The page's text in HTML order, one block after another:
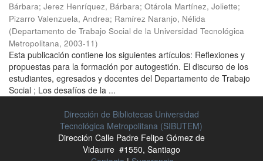
Bárbara; Jerez Henríquez, Bárbara; Otárola Martínez, Joliette;
Pizarro Valenzuela, Andrea; Ramírez Naranjo, Nélida
(Departamento de Trabajo Social de la Universidad Tecnológica
Metropolitana, 2003-11)
Esta publicación contiene los siguientes artículos: Reflexiones y
propuestas para la formación por autogestión. El discurso de los
estudiantes, egresados y docentes del Departamento de Trabajo
Social ; Los desafíos de la ...
Dirección de Bibliotecas Universidad
Tecnológica Metropolitana (SIBUTEM)
Dirección Calle Padre Felipe Gómez de
Vidaurre #1550, Santiago